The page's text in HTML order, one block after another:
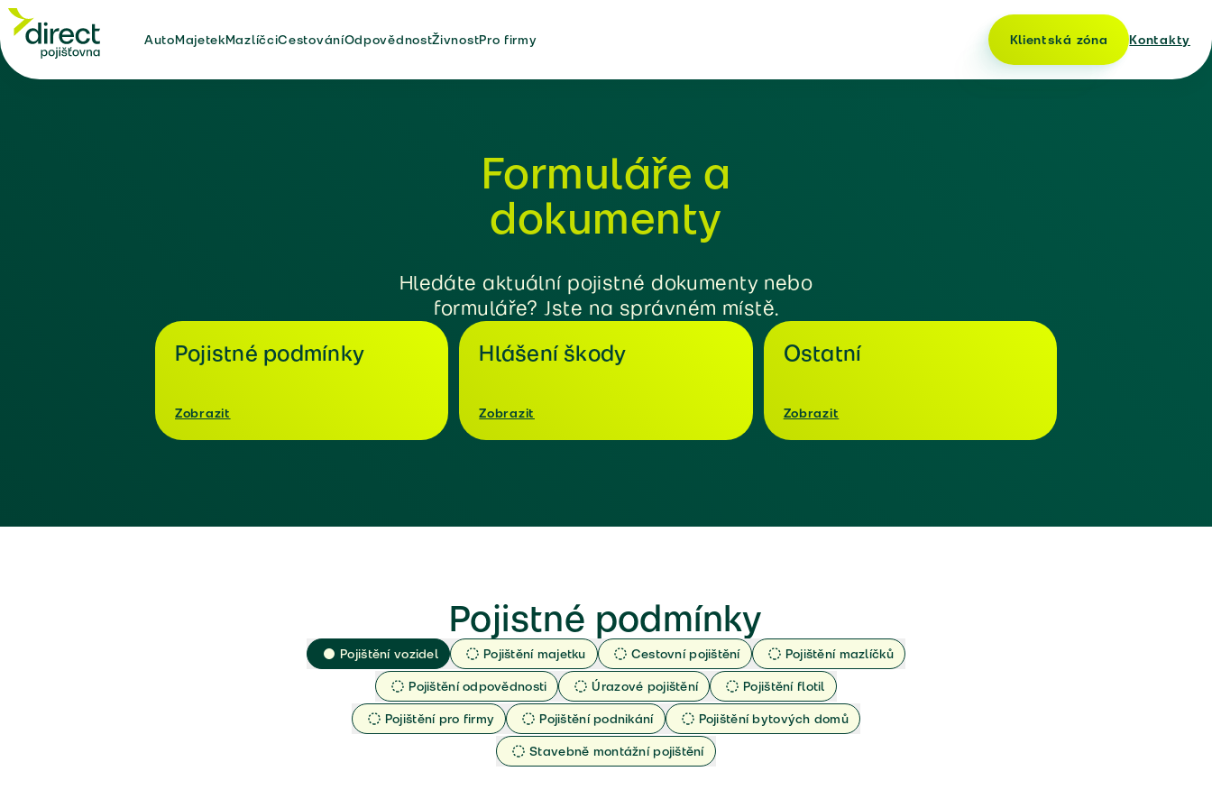
AutoMajetekMazlíčciCestováníOdpovědnostŽivnostPro firmy Klientská zóna Kontakty
Formuláře a
dokumenty
Hledáte aktuální pojistné dokumenty nebo
formuláře? Jste na správném místě.
Pojistné podmínky
Zobrazit
Hlášení škody
Zobrazit
Ostatní
Zobrazit
Pojistné podmínky
Pojištění vozidel Pojištění majetku Cestovní pojištění
Pojištění mazlíčků
Pojištění odpovědnosti
Úrazové pojištění
Pojištění flotil
Pojištění pro firmy
Pojištění podnikání
Pojištění bytových domů
Stavebně montážní pojištění